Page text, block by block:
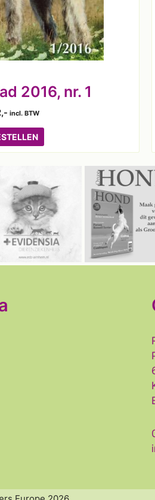
2016, nr. 1
incl. BTW